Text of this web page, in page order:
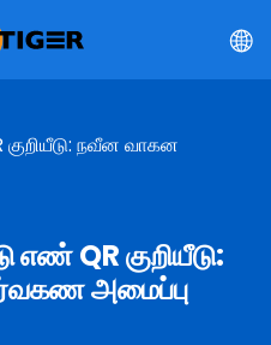
நவீன வாகன
QR குறியீடு:
அமைப்பு